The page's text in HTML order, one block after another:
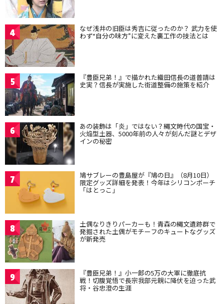
4 なぜ浅井の旧臣は秀吉に従ったのか？ 武力を使
わず“自分の味方”に変えた裏工作の技法とは
5 『豊臣兄弟！』で描かれた織田信長の道普請は
史実？信長が実施した街道整備の施策を紹介
6 あの装飾は「炎」ではない？縄文時代の国宝・
火焔型土器、5000年前の人々が刻んだ謎とデザ
インの秘密
7 鳩サブレーの豊島屋が『鳩の日』（8月10日）
限定グッズ詳細を発表！今年はシリコンポーチ
「はとっこ」
8 土偶なりきりパーカーも！青森の縄文遺跡群で
発掘された土偶がモチーフのキュートなグッズ
が新発売
9 『豊臣兄弟！』小一郎の5万の大軍に徹底抗
戦！切腹覚悟で長宗我部元親に降伏を迫った武
将・谷忠澄の生涯